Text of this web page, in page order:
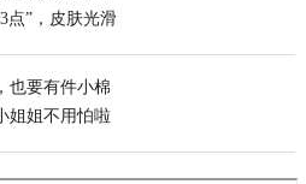
点”，皮肤光滑
也要有件小棉
姐姐不用怕啦